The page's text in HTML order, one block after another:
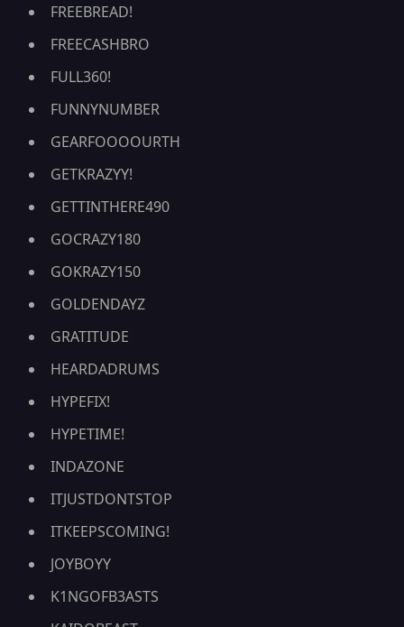
FREEBREAD!
FREECASHBRO
FULL360!
FUNNYNUMBER
GEARFOOOOURTH
GETKRAZYY!
GETTINTHERE490
GOCRAZY180
GOKRAZY150
GOLDENDAYZ
GRATITUDE
HEARDADRUMS
HYPEFIX!
HYPETIME!
INDAZONE
ITJUSTDONTSTOP
ITKEEPSCOMING!
JOYBOYY
K1NGOFB3ASTS